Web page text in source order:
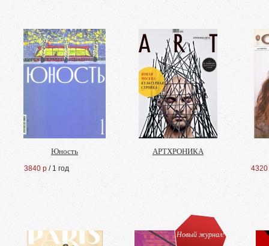
Юность
3840 р / 1 год
АРТХРОНИКА
4320
Новый журнал!